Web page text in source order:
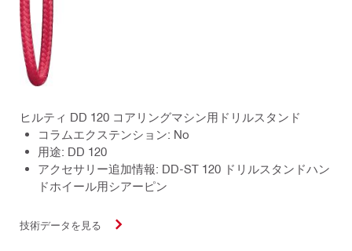
ヒルティ DD 120 コアリングマシン用ドリルスタンド
コラムエクステンション: No
用途: DD 120
アクセサリー追加情報: DD-ST 120 ドリルスタンドハン
ドホイール用シアーピン
技術データを見る